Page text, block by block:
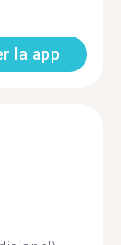
la app